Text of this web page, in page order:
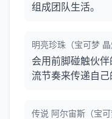
组成团队生活。
明亮珍珠（宝可梦 晶
会用前脚碰触伙
流节奏来传递自己
传说 阿尔宙斯（宝可